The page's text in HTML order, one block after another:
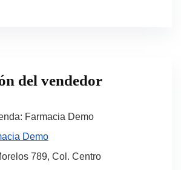
del vendedor
Farmacia Demo
Demo
789, Col. Centro